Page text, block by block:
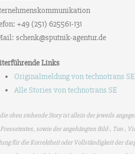
+49 (251) 625561-131
schenk@sputnik-agentur.de
Links
Originalmeldung von technotrans SE
Alle Stories von technotrans SE
oben stehende Story ist allein der jeweils
sowie der angehängten Bild-, Ton-,
für die Korrektheit oder Vollständigkeit der